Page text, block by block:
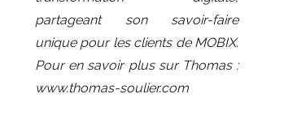
partageant son savoir-faire
unique pour les clients de MOBIX.
Pour en savoir plus sur Thomas :
www.thomas-soulier.com